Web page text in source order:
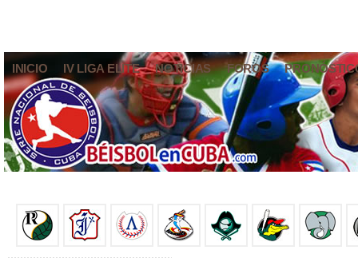
INICIO IV LIGA ELITE NOTICIAS FOROS